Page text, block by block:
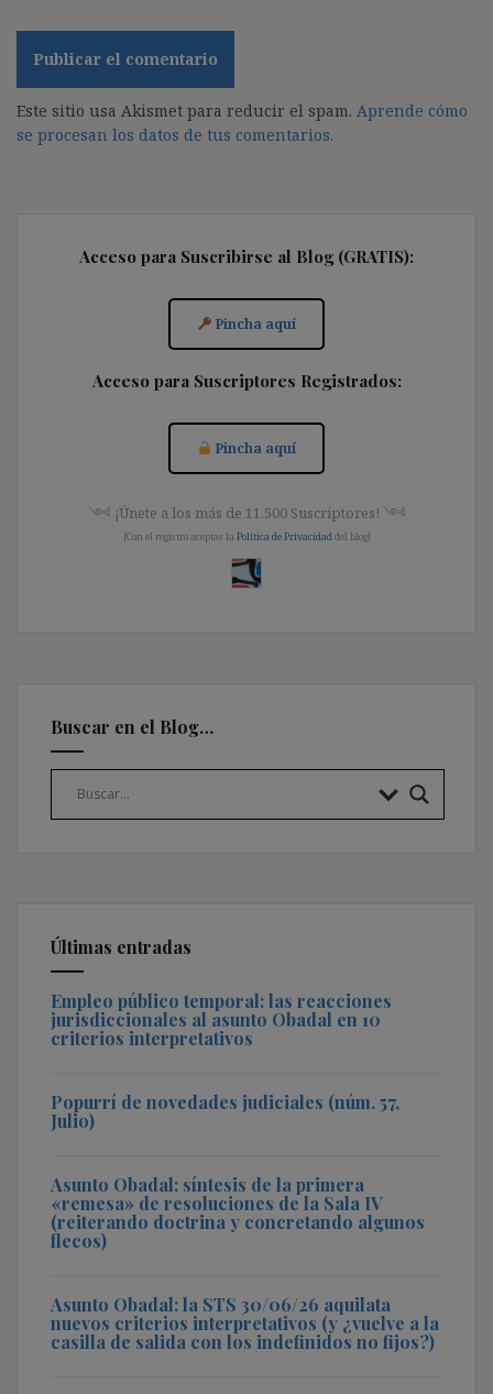
Este sitio usa Akismet para reducir el spam. Aprende cómo
se procesan los datos de tus comentarios.
Acceso para Suscribirse al Blog (GRATIS):
Pincha aquí
Acceso para Suscriptores Registrados:
Pincha aquí
༺ ¡Únete a los más de 11.500 Suscriptores! ༺
[Con el registro aceptas la Política de Privacidad del blog]
Buscar en el Blog…
Últimas entradas
Empleo público temporal: las reacciones
jurisdiccionales al asunto Obadal en 10
criterios interpretativos
Popurrí de novedades judiciales (núm. 57,
Julio)
Asunto Obadal: síntesis de la primera
«remesa» de resoluciones de la Sala IV
(reiterando doctrina y concretando algunos
flecos)
Asunto Obadal: la STS 30/06/26 aquilata
nuevos criterios interpretativos (y ¿vuelve a la
casilla de salida con los indefinidos no fijos?)